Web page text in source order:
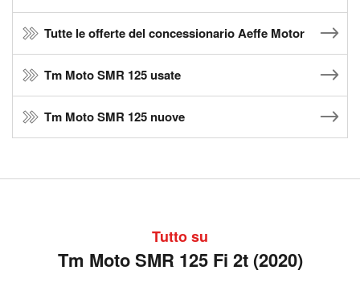
Tutte le offerte del concessionario Aeffe Motor
Tm Moto SMR 125 usate
Tm Moto SMR 125 nuove
Tutto su
Tm Moto SMR 125 Fi 2t (2020)